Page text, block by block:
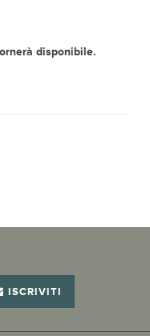
disponibile.
ISCRIVITI